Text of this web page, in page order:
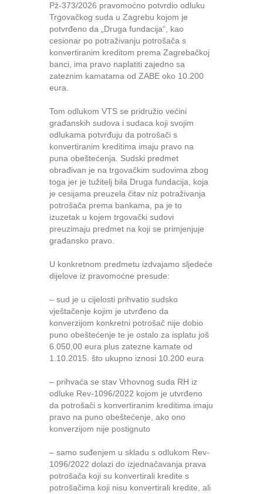
Pž-373/2026 pravomoćno potvrdio odluku
Trgovačkog suda u Zagrebu kojom je
potvrđeno da „Druga fundacija“, kao
cesionar po potraživanju potrošača s
konvertiranim kreditom prema Zagrebačkoj
banci, ima pravo naplatiti zajedno sa
zateznim kamatama od ZABE oko 10.200
eura.
Tom odlukom VTS se pridružio većini
građanskih sudova i sudaca koji svojim
odlukama potvrđuju da potrošači s
konvertiranim kreditima imaju pravo na
puna obeštećenja. Sudski predmet
obrađivan je na trgovačkim sudovima zbog
toga jer je tužitelj bila Druga fundacija, koja
je cesijama preuzela čitav niz potraživanja
potrošača prema bankama, pa je to
izuzetak u kojem trgovački sudovi
preuzimaju predmet na koji se primjenjuje
građansko pravo.
U konkretnom predmetu izdvajamo sljedeće
dijelove iz pravomoćne presude:
– sud je u cijelosti prihvatio sudsko
vještačenje kojim je utvrđeno da
konverzijom konkretni potrošač nije dobio
puno obeštećenje te je ostalo za isplatu još
6.050,00 eura plus zatezne kamate od
1.10.2015. što ukupno iznosi 10.200 eura
– prihvaća se stav Vrhovnog suda RH iz
odluke Rev-1096/2022 kojom je utvrđeno
da potrošači s konvertiranim kreditima imaju
pravo na puno obeštećenje, ako ono
konverzijom nije postignuto
– samo suđenjem u skladu s odlukom Rev-
1096/2022 dolazi do izjednačavanja prava
potrošača koji su konvertirali kredite s
potrošačima koji nisu konvertirali kredite, ali